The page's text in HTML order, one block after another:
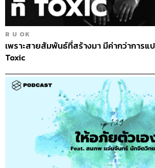
ABOUT THE HOST
THE STANDARD
ทีมงาน THE
R U OK
เพราะสายสัมพันธ์ที่สร้างมา มีค่ากว่าการแ
Toxic